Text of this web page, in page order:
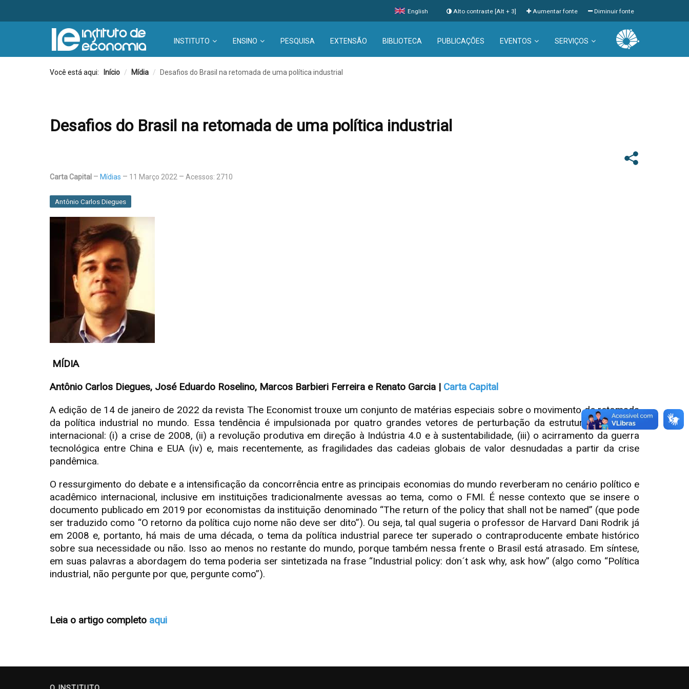
English Diminuir fonte
Aumentar fonte
Alto contraste [Alt + 3]
INSTITUTO ENSINO PESQUISA EXTENSÃO BIBLIOTECA PUBLICAÇÕES EVENTOS SERVIÇOS
Você está aqui: Início / Mídia / Desafios do Brasil na retomada de uma política industrial
Desafios do Brasil na retomada de uma política industrial
Carta Capital Mídias 11 Março 2022 Acessos: 2710
Antônio Carlos Diegues
MÍDIA
Antônio Carlos Diegues, José Eduardo Roselino, Marcos Barbieri Ferreira e Renato Garcia | Carta Capital
A edição de 14 de janeiro de 2022 da revista The Economist trouxe um conjunto de matérias especiais sobre o movimento de retomada
da política industrial no mundo. Essa tendência é impulsionada por quatro grandes vetores de perturbação da estrutura econômica
internacional: (i) a crise de 2008, (ii) a revolução produtiva em direção à Indústria 4.0 e à sustentabilidade, (iii) o acirramento da guerra
tecnológica entre China e EUA (iv) e, mais recentemente, as fragilidades das cadeias globais de valor desnudadas a partir da crise
pandêmica.
O ressurgimento do debate e a intensificação da concorrência entre as principais economias do mundo reverberam no cenário político e
acadêmico internacional, inclusive em instituições tradicionalmente avessas ao tema, como o FMI. É nesse contexto que se insere o
documento publicado em 2019 por economistas da instituição denominado “The return of the policy that shall not be named” (que pode
ser traduzido como “O retorno da política cujo nome não deve ser dito”). Ou seja, tal qual sugeria o professor de Harvard Dani Rodrik já
em 2008 e, portanto, há mais de uma década, o tema da política industrial parece ter superado o contraproducente embate histórico
sobre sua necessidade ou não. Isso ao menos no restante do mundo, porque também nessa frente o Brasil está atrasado. Em síntese,
em suas palavras a abordagem do tema poderia ser sintetizada na frase “Industrial policy: don´t ask why, ask how” (algo como “Política
industrial, não pergunte por que, pergunte como”).
Leia o artigo completo aqui